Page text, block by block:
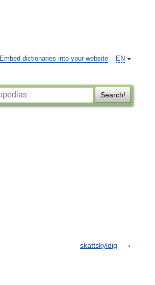
EN
Embed dictionaries into your website
Search!
skattskyldig